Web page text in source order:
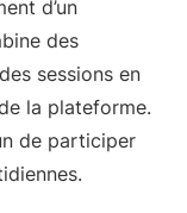
d’un
des
sessions en
la plateforme.
de participer